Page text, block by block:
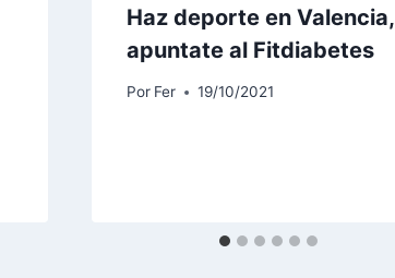
Haz deporte en Valencia,
apuntate al Fitdiabetes
Por Fer 19/10/2021